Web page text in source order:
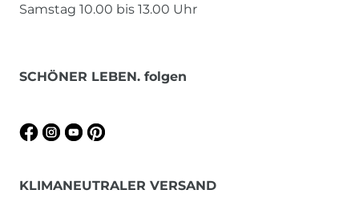
Samstag 10.00 bis 13.00 Uhr
SCHÖNER LEBEN. folgen
KLIMANEUTRALER VERSAND